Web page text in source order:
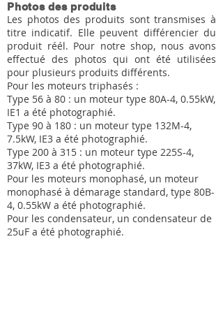
Photos des produits
Les photos des produits sont transmises à
titre indicatif. Elle peuvent différencier du
produit réél. Pour notre shop, nous avons
effectué des photos qui ont été utilisées
pour plusieurs produits différents.
Pour les moteurs triphasés :
Type 56 à 80 : un moteur type 80A-4, 0.55kW,
IE1 a été photographié.
Type 90 à 180 : un moteur type 132M-4,
7.5kW, IE3 a été photographié.
Type 200 à 315 : un moteur type 225S-4,
37kW, IE3 a été photographié.
Pour les moteurs monophasé, un moteur
monophasé à démarage standard, type 80B-
4, 0.55kW a été photographié.
Pour les condensateur, un condensateur de
25uF a été photographié.